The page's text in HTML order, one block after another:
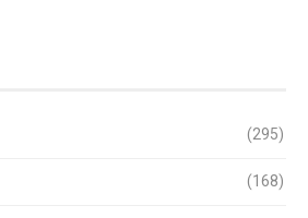
(295)
(168)